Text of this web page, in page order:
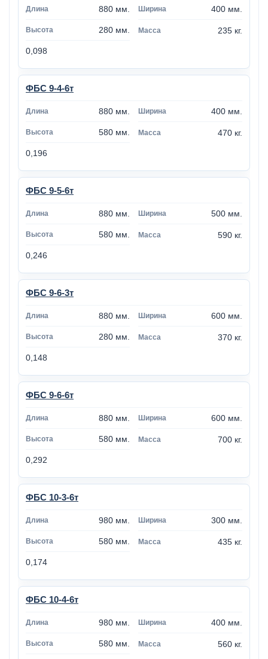
880 мм. 400 мм.
280 мм. 235 кг.
0,098
ФБС 9-4-6т
880 мм. 400 мм.
580 мм. 470 кг.
0,196
ФБС 9-5-6т
880 мм. 500 мм.
580 мм. 590 кг.
0,246
ФБС 9-6-3т
880 мм. 600 мм.
280 мм. 370 кг.
0,148
ФБС 9-6-6т
880 мм. 600 мм.
580 мм. 700 кг.
0,292
ФБС 10-3-6т
980 мм. 300 мм.
580 мм. 435 кг.
0,174
ФБС 10-4-6т
980 мм. 400 мм.
580 мм. 560 кг.